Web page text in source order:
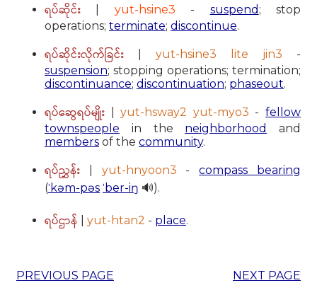
ရပ်ဆိုင်း yut-hsine3 - suspend ; stop
operations; terminate; discontinue.
ရပ်ဆိုင်းလိုက်ခြင်း yut-hsine3 lite jin3 -
suspension; stopping operations; termination;
discontinuance; discontinuation; phaseout.
ရပ်ဆွေရပ်မျိုး |yut-hsway2 yut-myo3 -fellow
townspeople in the neighborhood
and
members of the community.
ရပ်ညွှန်း yut-hnyoon3 -compass bearing
(ˈkəm-pəs ˈber-iŋ 🔊).
ရပ်ဌာန် yut-htan2 - place.
PREVIOUS PAGE NEXT PAGE